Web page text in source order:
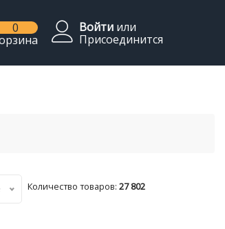
0
Войти или
Присоединится
Количество товаров: 27 802